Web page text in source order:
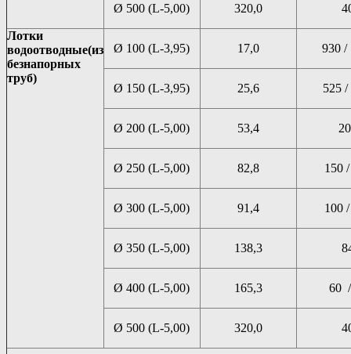
Ø 500 (L-5,00) 320,0
Лотки
водоотводные(из
безнапорных
труб)
Ø 100 (L-3,95) 17,0 930 /
Ø 150 (L-3,95) 25,6 525
Ø 200 (L-5,00) 53,4
Ø 250 (L-5,00) 82,8 150
Ø 300 (L-5,00) 91,4 100
Ø 350 (L-5,00) 138,3
Ø 400 (L-5,00) 165,3 60
Ø 500 (L-5,00) 320,0